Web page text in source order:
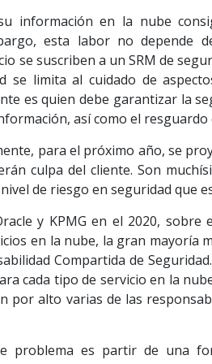
información en la nube
esta labor no depende
se suscriben a un SRM de
se limita al cuidado de
es quien debe garantizar la
así como el resguardo
para el próximo año, se
culpa del cliente. Son
de riesgo en seguridad que
y KPMG en el 2020, sobre
en la nube, la gran mayoría
Compartida de
cada tipo de servicio en la
por alto varias de las
problema es partir de una